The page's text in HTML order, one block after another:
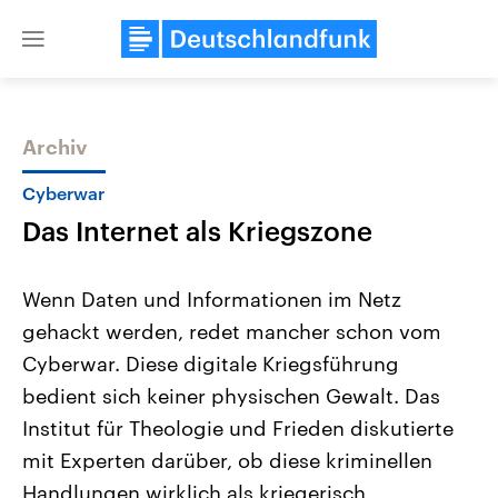
Close
Themen
Landtagswahl Sachsen-Anhalt
2026
Alle Informationen
Sachsen-Anhalt wählt am 6.
September 2026 einen neuen
Landtag. Seit 2021 wird das
Bundesland von einer Koalition aus
USA
Aktuelle Beiträge,
Hintergründe
Wirtschaftlich und
gehören die Vereinigten
mit großem Einfluss auf
Archiv
Cyberwar
Das Internet als Kriegszone
Wenn Daten und Informationen im Netz
gehackt werden, redet mancher schon vom
Cyberwar. Diese digitale Kriegsführung
bedient sich keiner physischen Gewalt. Das
Institut für Theologie und Frieden diskutierte
mit Experten darüber, ob diese kriminellen
Handlungen wirklich als kriegerisch